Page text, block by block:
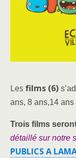
Les films (6)
ans, 8 ans,14 ans
Trois films
détaillé sur notre
PUBLICS A